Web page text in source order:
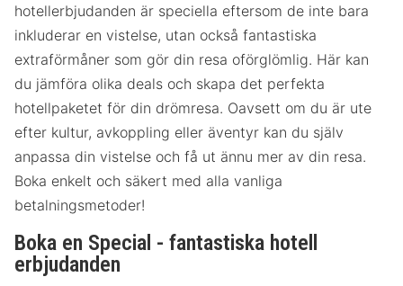
hotellerbjudanden är speciella eftersom de inte bara
inkluderar en vistelse, utan också fantastiska
extraförmåner som gör din resa oförglömlig. Här kan
du jämföra olika deals och skapa det perfekta
hotellpaketet för din drömresa. Oavsett om du är ute
efter kultur, avkoppling eller äventyr kan du själv
anpassa din vistelse och få ut ännu mer av din resa.
Boka enkelt och säkert med alla vanliga
betalningsmetoder!
Boka en Special - fantastiska hotell
erbjudanden